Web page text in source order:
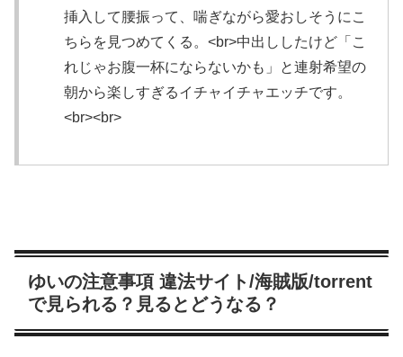
挿入して腰振って、喘ぎながら愛おしそうにこ
ちらを見つめてくる。<br>中出ししたけど「こ
れじゃお腹一杯にならないかも」と連射希望の
朝から楽しすぎるイチャイチャエッチです。
<br><br>
ゆいの注意事項 違法サイト/海賊版/torrent
で見られる？見るとどうなる？